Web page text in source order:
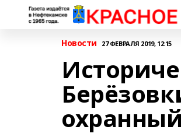
Новости 27 ФЕВРАЛЯ 2019, 12:15